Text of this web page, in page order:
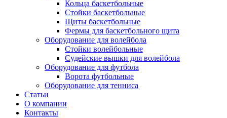
Кольца баскетбольные
Стойки баскетбольные
Щиты баскетбольные
Фермы для баскетбольного щита
Оборудование для волейбола
Стойки волейбольные
Судейские вышки для волейбола
Оборудование для футбола
Ворота футбольные
Оборудование для тенниса
Статьи
О компании
Контакты